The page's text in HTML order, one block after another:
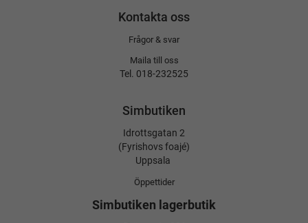
Kontakta oss
Frågor & svar
Maila till oss
Tel. 018-232525
Simbutiken
Idrottsgatan 2
(Fyrishovs foajé)
Uppsala
Öppettider
Simbutiken lagerbutik